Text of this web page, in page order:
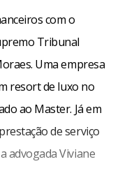
com o
Tribunal
Uma empresa
resort de luxo no
ao Master. Já em
de serviço
advogada Viviane